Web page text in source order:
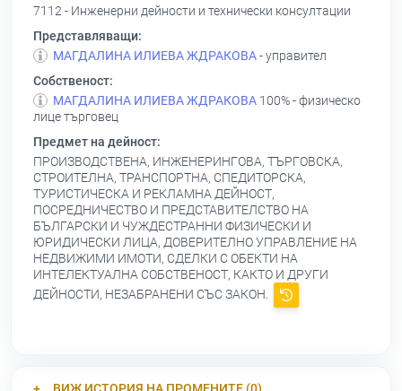
7112 - Инженерни дейности и технически консултации
Представляващи:
МАГДАЛИНА ИЛИЕВА ЖДРАКОВА- управител
Собственост:
МАГДАЛИНА ИЛИЕВА ЖДРАКОВА 100% - физическо
лице търговец
Предмет на дейност:
ПРОИЗВОДСТВЕНА, ИНЖЕНЕРИНГОВА, ТЪРГОВСКА,
СТРОИТЕЛНА, ТРАНСПОРТНА, СПЕДИТОРСКА,
ТУРИСТИЧЕСКА И РЕКЛАМНА ДЕЙНОСТ,
ПОСРЕДНИЧЕСТВО И ПРЕДСТАВИТЕЛСТВО НА
БЪЛГАРСКИ И ЧУЖДЕСТРАННИ ФИЗИЧЕСКИ И
ЮРИДИЧЕСКИ ЛИЦА, ДОВЕРИТЕЛНО УПРАВЛЕНИЕ НА
НЕДВИЖИМИ ИМОТИ, СДЕЛКИ С ОБЕКТИ НА
ИНТЕЛЕКТУАЛНА СОБСТВЕНОСТ, КАКТО И ДРУГИ
ДЕЙНОСТИ, НЕЗАБРАНЕНИ СЪС ЗАКОН.